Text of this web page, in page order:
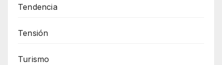
Tendencia
Tensión
Turismo